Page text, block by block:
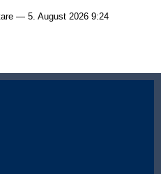
— 5. August 2026 9:24